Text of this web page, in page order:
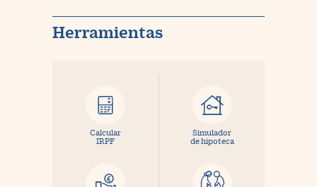
Herramientas
Calcular
IRPF
Simulador
de hipoteca